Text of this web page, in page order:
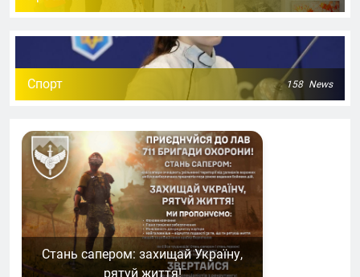
Спорт 158 News
Стань сапером: захищай Україну,
рятуй життя!